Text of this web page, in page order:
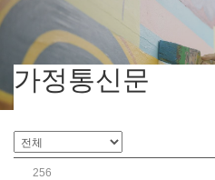
가정통신문
256